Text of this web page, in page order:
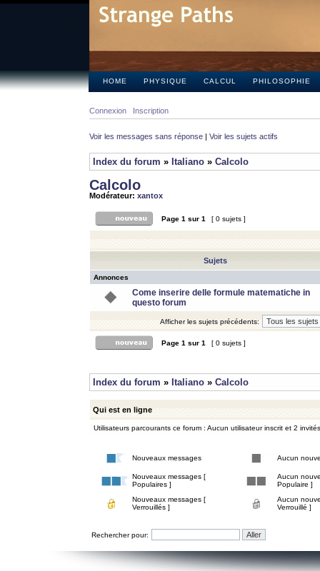
HOME PHYSIQUE CALCUL PHILOSOPHIE
Connexion Inscription
Voir les messages sans réponse | Voir les sujets actifs
Index du forum » Italiano » Calcolo
Calcolo
Modérateur: xantox
Page 1 sur 1 [ 0 sujets ]
Sujets
Annonces
Come inserire delle formule matematiche in
questo forum
Afficher les sujets précédents:
Page 1 sur 1 [ 0 sujets ]
Index du forum » Italiano » Calcolo
Qui est en ligne
Utilisateurs parcourants ce forum : Aucun utilisateur inscrit et 2 invités
Nouveaux messages Aucun
Nouveaux messages [
Populaires ]
Aucun
Populaire ]
Nouveaux messages [
Verrouillés ]
Aucun
Verrouillé ]
Rechercher pour: